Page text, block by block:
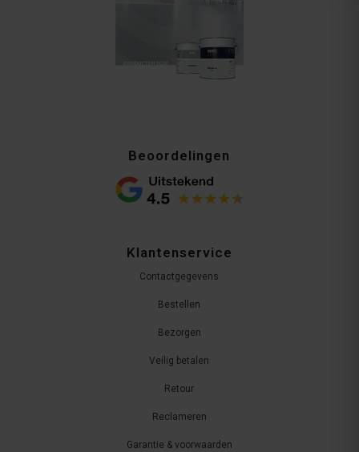
Beoordelingen
Klantenservice
Contactgegevens
Bestellen
Bezorgen
Veilig betalen
Retour
Reclameren
Garantie & voorwaarden